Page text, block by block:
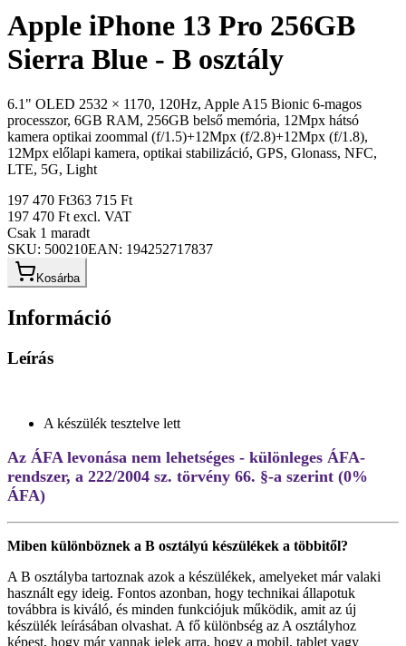
Apple iPhone 13 Pro 256GB
Sierra Blue - B osztály
6.1" OLED 2532 × 1170, 120Hz, Apple A15 Bionic 6-magos
processzor, 6GB RAM, 256GB belső memória, 12Mpx hátsó
kamera optikai zoommal (f/1.5)+12Mpx (f/2.8)+12Mpx (f/1.8),
12Mpx előlapi kamera, optikai stabilizáció, GPS, Glonass, NFC,
LTE, 5G, Light
197 470 Ft363 715 Ft
197 470 Ft excl. VAT
Csak 1 maradt
SKU: 500210EAN: 194252717837
Kosárba
Információ
Leírás
A készülék tesztelve lett
Az ÁFA levonása nem lehetséges - különleges ÁFA-
rendszer, a 222/2004 sz. törvény 66. §-a szerint (0%
ÁFA)
Miben különböznek a B osztályú készülékek a többitől?
A B osztályba tartoznak azok a készülékek, amelyeket már valaki
használt egy ideig. Fontos azonban, hogy technikai állapotuk
továbbra is kiváló, és minden funkciójuk működik, amit az új
készülék leírásában olvashat. A fő különbség az A osztályhoz
képest, hogy már vannak jelek arra, hogy a mobil, tablet vagy